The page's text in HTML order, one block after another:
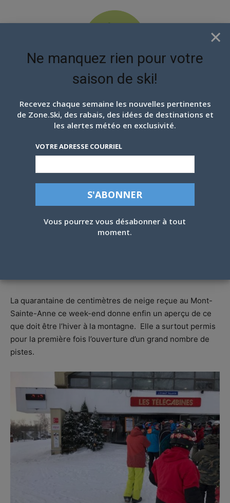
EN ATTENDANT LES
MONT-SAINTE-ANNE, L’HIVER REPREND
La quarantaine de centimètres de neige reçue au Mont-
Sainte-Anne ce week-end donne enfin un aperçu de ce
que doit être l’hiver à la montagne. Elle a surtout permis
pour la première fois l’ouverture d’un grand nombre de
pistes.
×
Ne manquez rien pour votre
saison de ski!
Recevez chaque semaine les nouvelles pertinentes
de Zone.Ski, des rabais, des idées de destinations et
les alertes météo en exclusivité.
VOTRE ADRESSE COURRIEL
Vous pourrez vous désabonner à tout
moment.